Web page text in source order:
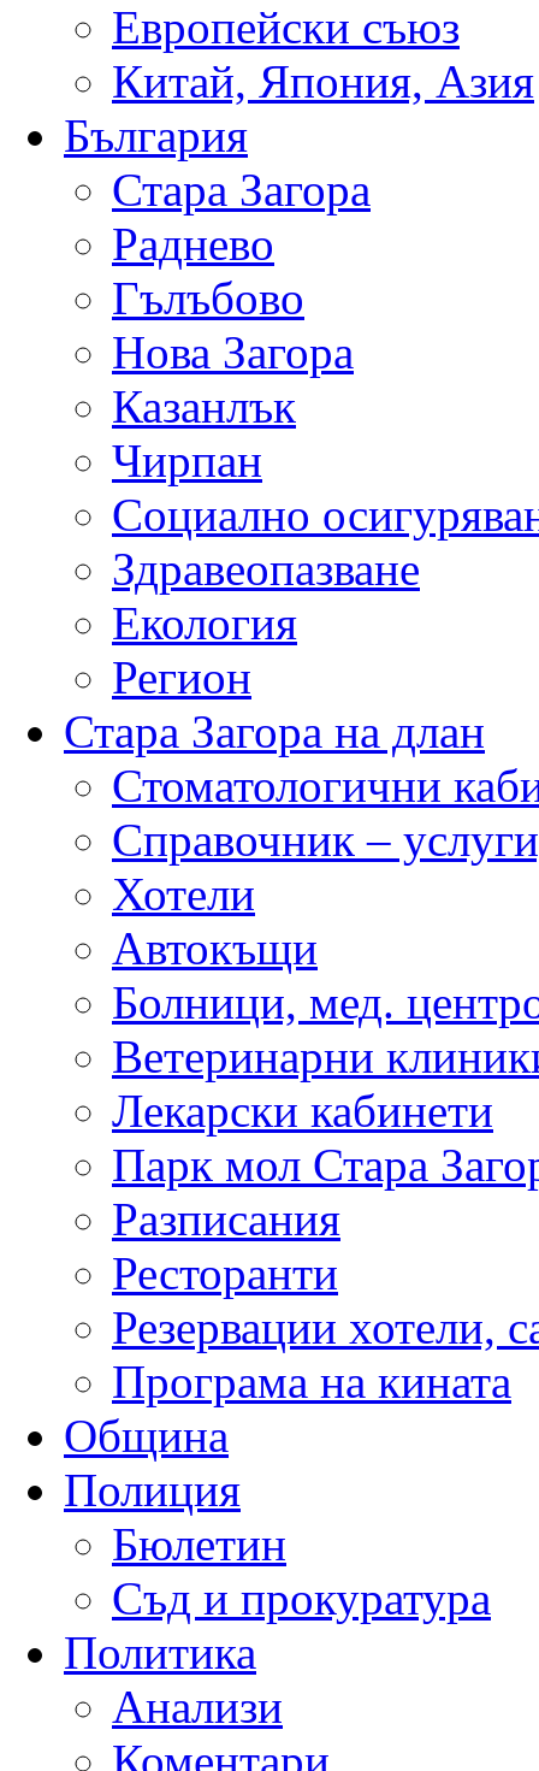
Европейски съюз
Китай, Япония, Азия
България
Стара Загора
Раднево
Гълъбово
Нова Загора
Казанлък
Чирпан
Социално
Здравеопазване
Екология
Регион
Стара Загора на длан
Стоматологични
Справочник –
Хотели
Автокъщи
Болници, мед.
Ветеринарни
Лекарски кабинети
Парк мол Стара
Разписания
Ресторанти
Резервации хотели,
Програма на кината
Община
Полиция
Бюлетин
Съд и прокуратура
Политика
Анализи